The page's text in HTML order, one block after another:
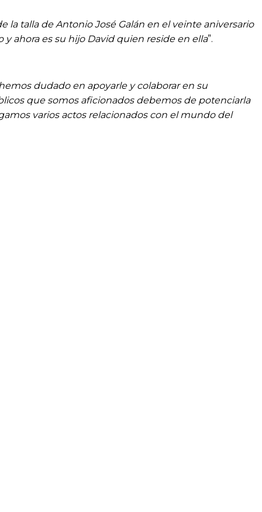
talla de Antonio José Galán en el veinte aniversario
ahora es su hijo David quien reside en ella”.
dudado en apoyarle y colaborar en su
que somos aficionados debemos de potenciarla
varios actos relacionados con el mundo del